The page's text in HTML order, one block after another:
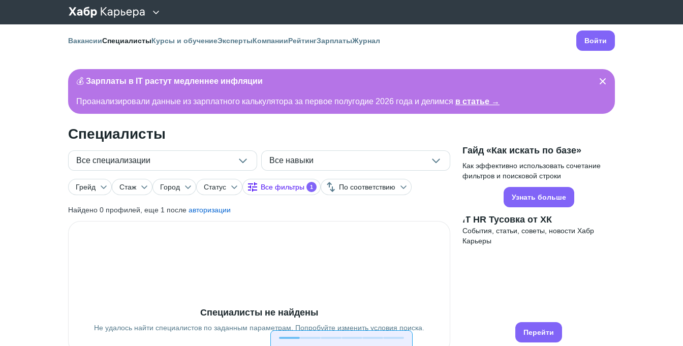
ВакансииСпециалистыКурсы и обучениеЭкспертыКомпанииРейтингЗарплатыЖурнал Войти
💰 Зарплаты в IT растут медленнее инфляции
Проанализировали данные из зарплатного калькулятора за первое полугодие 2026 года и делимся в статье →
Специалисты
Все специализации Все навыки
Грейд Стаж Город Статус Все фильтры 1 По соответствию
Найдено 0 профилей, еще 1 после авторизации
Специалисты не найдены
Не удалось найти специалистов по заданным параметрам. Попробуйте изменить условия поиска.
Гайд «Как искать по базе»
Как эффективно использовать сочетание
фильтров и поисковой строки
Узнать больше
IT HR Тусовка от ХК
События, статьи, советы, новости Хабр
Карьеры
Перейти